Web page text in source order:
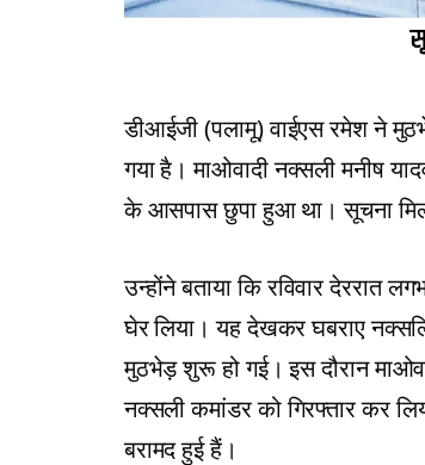
डीआईजी (पलामू) वाईएस रमेश ने
गया है। माओवादी नक्सली मनीष
के आसपास छुपा हुआ था। सूचना
उन्होंने बताया कि रविवार देररात
घेर लिया। यह देखकर घबराए
मुठभेड़ शुरू हो गई। इस दौरान
नक्सली कमांडर को गिरफ्तार कर
बरामद हुई हैं।